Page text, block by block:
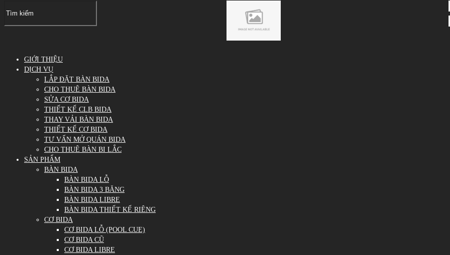
GIỚI THIỆU
DỊCH VỤ
LẮP ĐẶT BÀN BIDA
CHO THUÊ BÀN BIDA
SỬA CƠ BIDA
THIẾT KẾ CLB BIDA
THAY VẢI BÀN BIDA
THIẾT KẾ CƠ BIDA
TƯ VẤN MỞ QUÁN BIDA
CHO THUÊ BÀN BI LẮC
SẢN PHẨM
BÀN BIDA
BÀN BIDA LỖ
BÀN BIDA 3 BĂNG
BÀN BIDA LIBRE
BÀN BIDA THIẾT KẾ RIÊNG
CƠ BIDA
CƠ BIDA LỖ (POOL CUE)
CƠ BIDA CŨ
CƠ BIDA LIBRE